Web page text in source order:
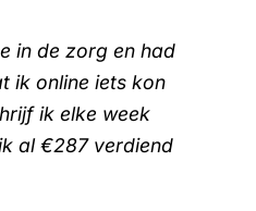
in de zorg en had
ik online iets kon
ik elke week
al €287 verdiend